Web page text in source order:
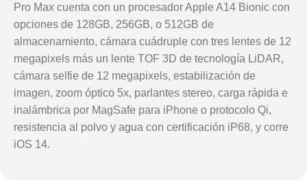
Pro Max cuenta con un procesador Apple A14 Bionic con
opciones de 128GB, 256GB, o 512GB de
almacenamiento, cámara cuádruple con tres lentes de 12
megapixels más un lente TOF 3D de tecnología LiDAR,
cámara selfie de 12 megapixels, estabilización de
imagen, zoom óptico 5x, parlantes stereo, carga rápida e
inalámbrica por MagSafe para iPhone o protocolo Qi,
resistencia al polvo y agua con certificación iP68, y corre
iOS 14.